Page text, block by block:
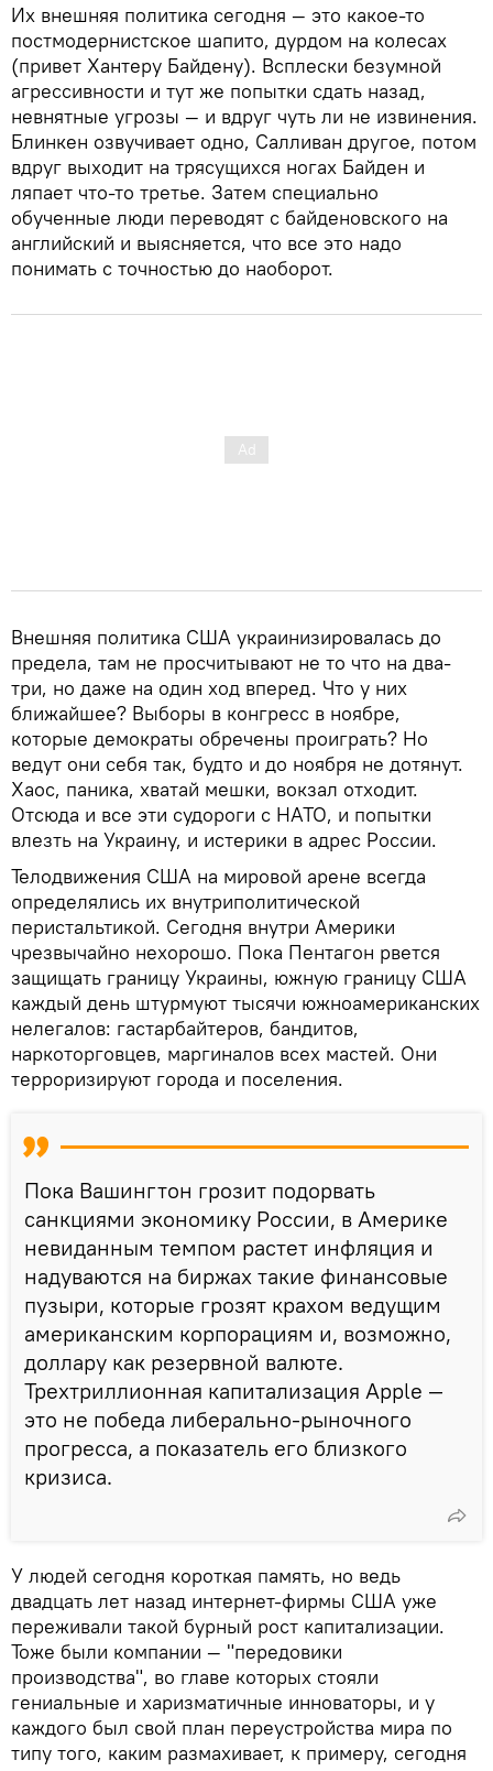
Их внешняя политика сегодня — это какое-то
постмодернистское шапито, дурдом на колесах
(привет Хантеру Байдену). Всплески безумной
агрессивности и тут же попытки сдать назад,
невнятные угрозы — и вдруг чуть ли не извинения.
Блинкен озвучивает одно, Салливан другое, потом
вдруг выходит на трясущихся ногах Байден и
ляпает что-то третье. Затем специально
обученные люди переводят с байденовского на
английский и выясняется, что все это надо
понимать с точностью до наоборот.
Внешняя политика США украинизировалась до
предела, там не просчитывают не то что на два-
три, но даже на один ход вперед. Что у них
ближайшее? Выборы в конгресс в ноябре,
которые демократы обречены проиграть? Но
ведут они себя так, будто и до ноября не дотянут.
Хаос, паника, хватай мешки, вокзал отходит.
Отсюда и все эти судороги с НАТО, и попытки
влезть на Украину, и истерики в адрес России.
Телодвижения США на мировой арене всегда
определялись их внутриполитической
перистальтикой. Сегодня внутри Америки
чрезвычайно нехорошо. Пока Пентагон рвется
защищать границу Украины, южную границу США
каждый день штурмуют тысячи южноамериканских
нелегалов: гастарбайтеров, бандитов,
наркоторговцев, маргиналов всех мастей. Они
терроризируют города и поселения.
Пока Вашингтон грозит подорвать
санкциями экономику России, в Америке
невиданным темпом растет инфляция и
надуваются на биржах такие финансовые
пузыри, которые грозят крахом ведущим
американским корпорациям и, возможно,
доллару как резервной валюте.
Трехтриллионная капитализация Apple —
это не победа либерально-рыночного
прогресса, а показатель его близкого
кризиса.
У людей сегодня короткая память, но ведь
двадцать лет назад интернет-фирмы США уже
переживали такой бурный рост капитализации.
Тоже были компании — "передовики
производства", во главе которых стояли
гениальные и харизматичные инноваторы, и у
каждого был свой план переустройства мира по
типу того, каким размахивает, к примеру, сегодня